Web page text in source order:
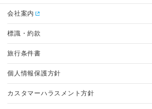
会社案内
標識・約款
旅行条件書
個人情報保護方針
カスタマーハラスメント方針